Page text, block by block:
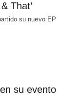
That’
su nuevo EP
su evento